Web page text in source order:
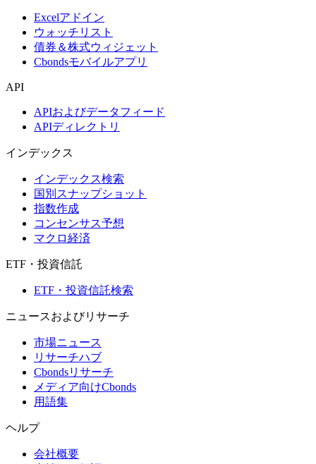
Excelアドイン
ウォッチリスト
債券＆株式ウィジェット
Cbondsモバイルアプリ
API
APIおよびデータフィード
APIディレクトリ
インデックス
インデックス検索
国別スナップショット
指数作成
コンセンサス予想
マクロ経済
ETF・投資信託
ETF・投資信託検索
ニュースおよびリサーチ
市場ニュース
リサーチハブ
Cbondsリサーチ
メディア向けCbonds
用語集
ヘルプ
会社概要